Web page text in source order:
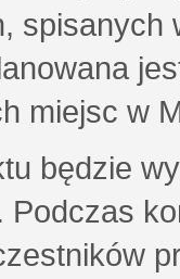
miejsc w
będzie
Podczas